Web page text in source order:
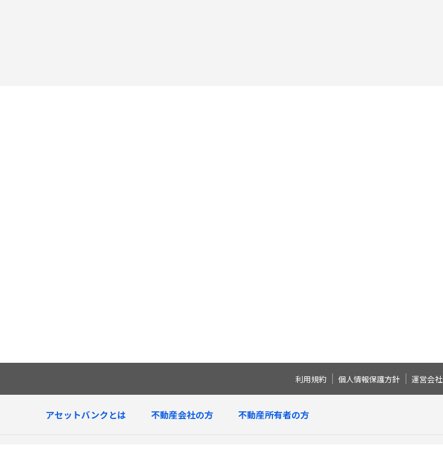
利用規約 個人情報保護方針 運営会社
アセットバンクとは 不動産会社の方 不動産所有者の方